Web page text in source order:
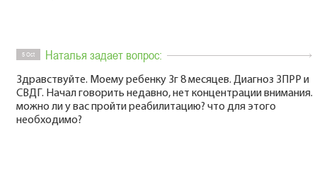
5 Oct Наталья задает вопрос:
Здравствуйте. Моему ребенку 3г 8 месяцев. Диагноз ЗПРР и
СВДГ. Начал говорить недавно, нет концентрации внимания.
можно ли у вас пройти реабилитацию? что для этого
необходимо?